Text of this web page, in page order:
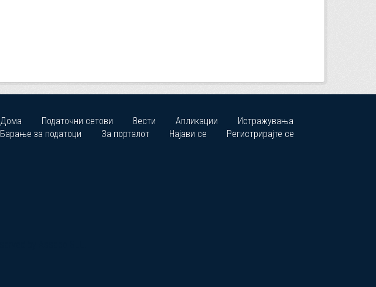
Дома Податочни сетови Вести Апликации
Истражувања
Барање за податоци
За порталот Најави се Регистрирајте се